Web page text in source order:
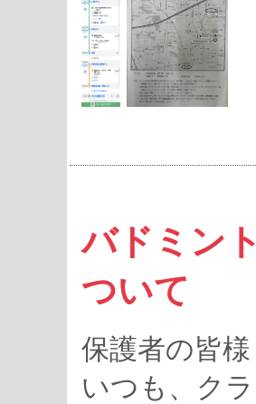
バドミン
ついて
保護者の皆様
いつも、ク